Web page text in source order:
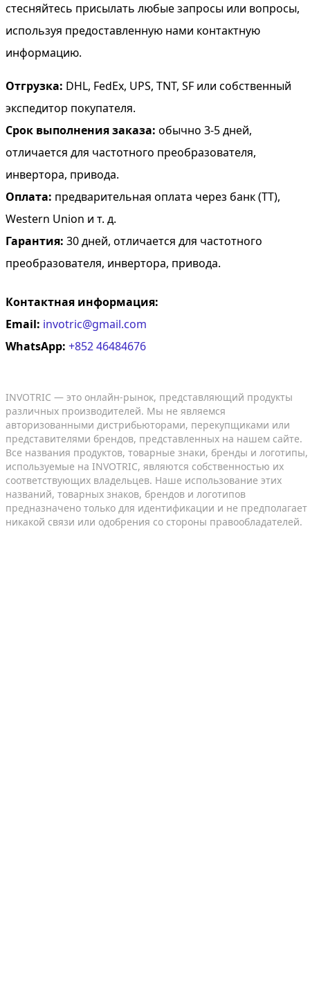
стесняйтесь присылать любые запросы или вопросы,
используя предоставленную нами контактную
информацию.
Отгрузка: DHL, FedEx, UPS, TNT, SF или собственный
экспедитор покупателя.
Срок выполнения заказа: обычно 3-5 дней,
отличается для частотного преобразователя,
инвертора, привода.
Оплата: предварительная оплата через банк (TT),
Western Union и т. д.
Гарантия: 30 дней, отличается для частотного
преобразователя, инвертора, привода.
Контактная информация:
Email: invotric@gmail.com
WhatsApp: +852 46484676
INVOTRIC — это онлайн-рынок, представляющий продукты
различных производителей. Мы не являемся
авторизованными дистрибьюторами, перекупщиками или
представителями брендов, представленных на нашем сайте.
Все названия продуктов, товарные знаки, бренды и логотипы,
используемые на INVOTRIC, являются собственностью их
соответствующих владельцев. Наше использование этих
названий, товарных знаков, брендов и логотипов
предназначено только для идентификации и не предполагает
никакой связи или одобрения со стороны правообладателей.